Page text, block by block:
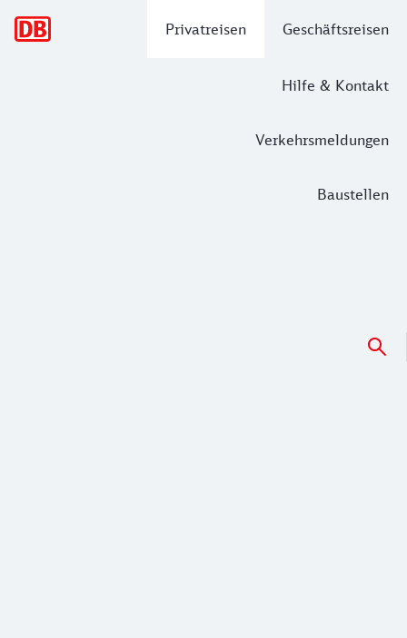
Privatreisen Geschäftsreisen
Hilfe & Kontakt
Verkehrsmeldungen
Baustellen